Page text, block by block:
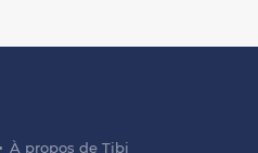
À propos de Tibi